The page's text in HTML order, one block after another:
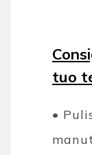
tuo
•